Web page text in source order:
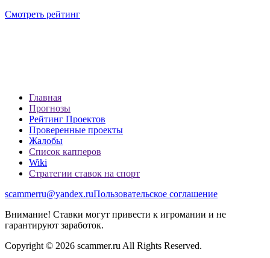
Смотреть рейтинг
Главная
Прогнозы
Рейтинг Проектов
Проверенные проекты
Жалобы
Список капперов
Wiki
Стратегии ставок на спорт
scammerru@yandex.ruПользовательское соглашение
Внимание! Ставки могут привести к игромании и не
гарантируют заработок.
Copyright © 2026 scammer.ru All Rights Reserved.